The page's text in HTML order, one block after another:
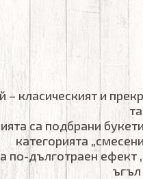
– класическият и
са подбрани
категорията
по-дълготраен ефект
ъгъл